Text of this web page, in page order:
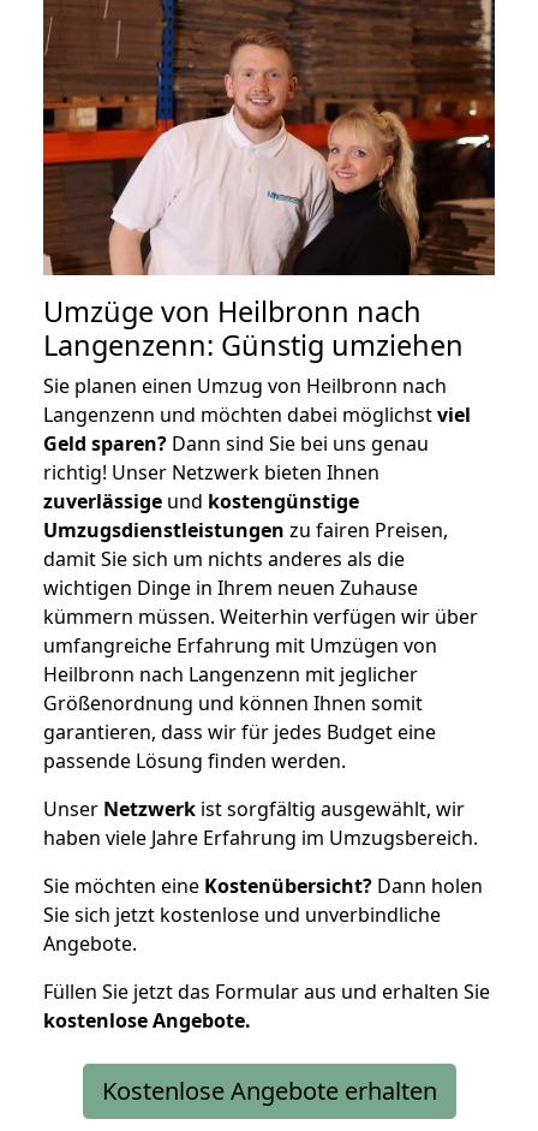
Umzüge von Heilbronn nach
Langenzenn: Günstig umziehen
Sie planen einen Umzug von Heilbronn nach
Langenzenn und möchten dabei möglichstviel
Geld sparen? Dann sind Sie bei uns genau
richtig! Unser Netzwerk bieten Ihnen
zuverlässige und kostengünstige
Umzugsdienstleistungen zu fairen Preisen,
damit Sie sich um nichts anderes als die
wichtigen Dinge in Ihrem neuen Zuhause
kümmern müssen. Weiterhin verfügen wir über
umfangreiche Erfahrung mit Umzügen von
Heilbronn nach Langenzenn mit jeglicher
Größenordnung und können Ihnen somit
garantieren, dass wir für jedes Budget eine
passende Lösung finden werden.
Unser Netzwerk ist sorgfältig ausgewählt, wir
haben viele Jahre Erfahrung im Umzugsbereich.
Sie möchten eine Kostenübersicht? Dann holen
Sie sich jetzt kostenlose und unverbindliche
Angebote.
Füllen Sie jetzt das Formular aus und erhalten Sie
kostenloseAngebote.
Kostenlose Angebote erhalten